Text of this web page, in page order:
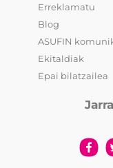
Erreklamatu
Blog
ASUFIN
Ekitaldiak
Epai bilatzailea